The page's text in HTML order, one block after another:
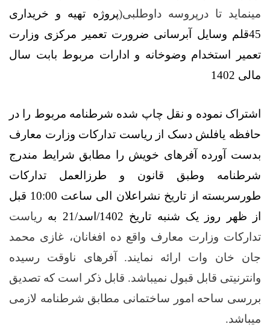
مینماید تا درپروسه داوطلبی)پروژه
تهیه و خریداری
45قلم وسایل آبرسانی ضرورت تعمیر مرکزی وزارت
تعمیر استخدام وضوخانه و ادارات مربوط بابت سال
مالی 1402
اشتراک نموده و نقل چاپ شده شرطنامه مربوط را در
حافظه یافلش دسک از ریاست تدارکات وزارت معارف
بدست آورده آفرهای خویش را مطابق شرایط مندرج
شرطنامه وطبق قانون و طرزالعمل تدارکات
طورسربسته از تاریخ نشراعلان الی ساعت 10:00 قبل
از ظهر روز یک شنبه تاریخ 1402/اسد/21 به
ریاست
تدارکات وزارت معارف واقع ده افغانان، غازی محمد
جان خان وات ارائه نمایند. آفرهای ناوقت رسیده
وانترنیتی قابل قبول نمیباشد. قابل ذکر است که تصدیق
بررسی ساحه امور ساختمانی مطابق شرطنامه لازمی
میباشد.